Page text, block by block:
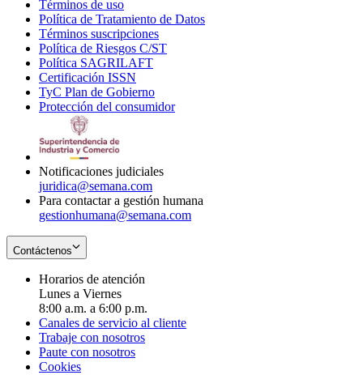
Términos de uso
in
new
window
Política de Tratamiento de Datos
Términos suscripciones
in
Política de Riesgos C/ST
Política SAGRILAFT
new
window
Certificación ISSN
in
new
TyC Plan de Gobierno
in
Protección del consumidorOpens
Notificaciones judiciales
juridica@semana.com
Para contactar a gestión humana
gestionhumana@semana.com
Contáctenos
Horarios de atención
Lunes a Viernes
8:00 a.m. a 6:00 p.m.
Canales de servicio al cliente
Trabaje con nosotros
Paute con nosotros
Cookies